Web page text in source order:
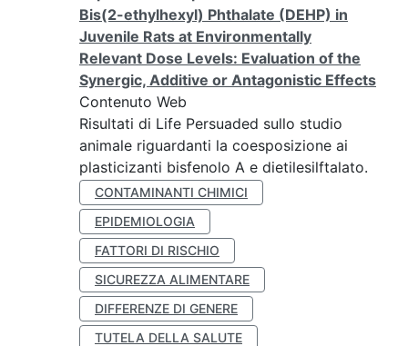
Bis(2-ethylhexyl) Phthalate (DEHP) in
Juvenile Rats at Environmentally
Relevant Dose Levels: Evaluation of the
Synergic, Additive or Antagonistic Effects
Contenuto Web
Risultati di Life Persuaded sullo studio
animale riguardanti la coesposizione ai
plasticizanti bisfenolo A e dietilesilftalato.
CONTAMINANTI CHIMICI
EPIDEMIOLOGIA
FATTORI DI RISCHIO
SICUREZZA ALIMENTARE
DIFFERENZE DI GENERE
TUTELA DELLA SALUTE